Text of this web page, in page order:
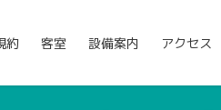
約 客室 設備案内 アクセス